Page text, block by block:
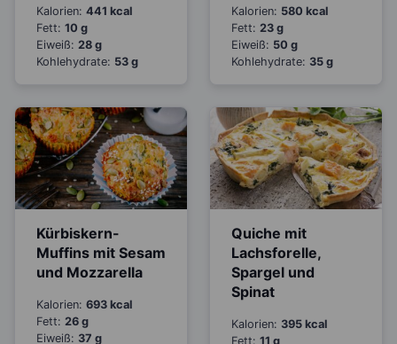
Kalorien: 441 kcal
Fett: 10 g
Eiweiß: 28 g
Kohlehydrate: 53 g
Kalorien: 580 kcal
Fett: 23 g
Eiweiß: 50 g
Kohlehydrate: 35 g
Kürbiskern-
Muffins mit Sesam
und Mozzarella
Kalorien: 693 kcal
Fett: 26 g
Eiweiß: 37 g
Quiche mit
Lachsforelle,
Spargel und
Spinat
Kalorien: 395 kcal
Fett: 11 g